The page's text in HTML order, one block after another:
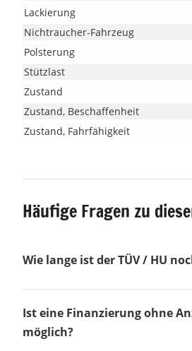
Lackierung
Nichtraucher-Fahrzeug
Polsterung
Stützlast
Zustand
Zustand, Beschaffenheit
Zustand, Fahrfähigkeit
Häufige Fragen zu
Wie lange ist der TÜV / HU
Ist eine Finanzierung ohne
möglich?